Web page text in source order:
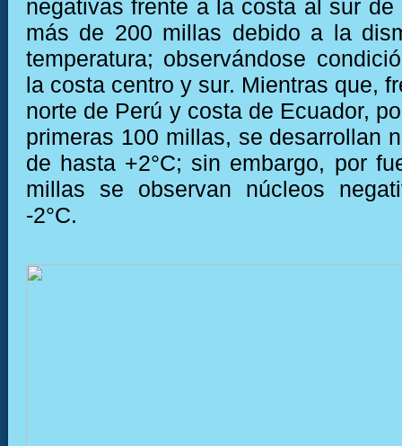
negativas frente a la costa al sur de
más de 200 millas debido a la
temperatura; observándose
la costa centro y sur. Mientras que,
norte de Perú y costa de Ecuador,
primeras 100 millas, se desarrollan
de hasta +2°C; sin embargo, por
millas se observan núcleos
-2°C.